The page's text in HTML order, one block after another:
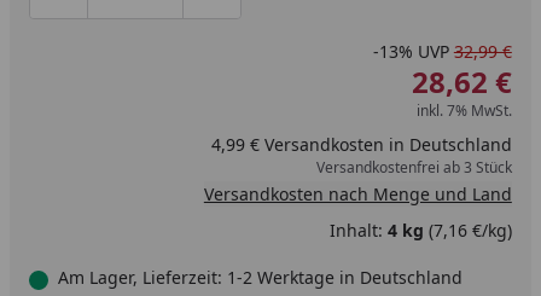
-13% UVP 32,99 €
28,62 €
inkl. 7% MwSt.
4,99 € Versandkosten in Deutschland
Versandkostenfrei ab 3 Stück
Versandkosten nach Menge und Land
Inhalt: 4 kg (7,16 €/kg)
Am Lager, Lieferzeit: 1-2 Werktage in Deutschland